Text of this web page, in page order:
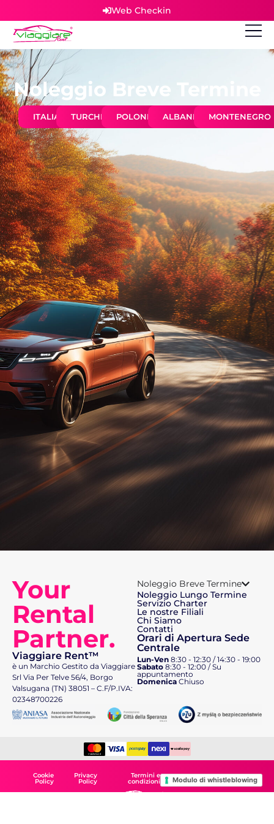
Web Checkin
Noleggio Breve Termine
ITALIA TURCHIA POLONIA ALBANIA MONTENEGRO
Your
Rental
Partner.
Viaggiare Rent™
è un Marchio Gestito da Viaggiare
Srl Via Per Telve 56/4, Borgo
Valsugana (TN) 38051 – C.F/P.IVA:
02348700226
Noleggio Breve Termine
Noleggio Lungo Termine
Servizio Charter
Le nostre Filiali
Chi Siamo
Contatti
Orari di Apertura Sede
Centrale
Lun-Ven 8:30 - 12:30 / 14:30 - 19:00
Sabato 8:30 - 12:00 / Su
appuntamento
Domenica Chiuso
Cookie
Policy
Privacy
Policy
Termini e
condizioni Modulo di whistleblowing